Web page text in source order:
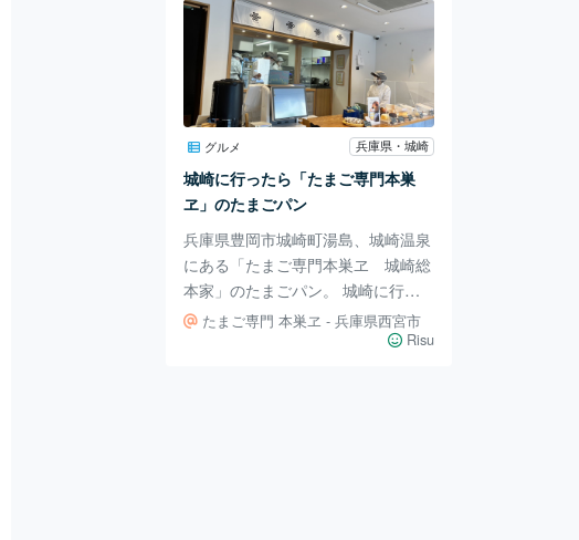
んとも居心地良く。 そしてなんと
いっても 瀬戸内海を一望できる絶
景❗️ お天気いい日はテラス席がおす
すめです。 ランチもいろいろあり
ますが 和でなく洋がメインです
ね。 オサキランチは1700円ほど。
瀬戸内海のキラキラ輝く海を眺めな
がらの ランチは格別です。 瀬戸内
海の海
グルメ 兵庫県・城崎
城崎に行ったら「たまご専門本巣
ヱ」のたまごパン
兵庫県豊岡市城崎町湯島、城崎温泉
にある「たまご専門本巣ヱ 城崎総
本家」のたまごパン。 城崎に行っ
たら、まず訪れてみたいお店！ パ
ンというよりぷるぷるでカステラの
たまご専門 本巣ヱ - 兵庫県西宮市
Risu